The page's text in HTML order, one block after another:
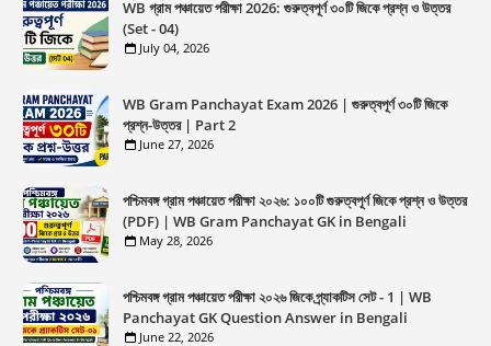
WB গ্রাম পঞ্চায়েত পরীক্ষা 2026: গুরুত্বপূর্ণ ৩০টি জিকে প্রশ্ন ও উত্তর
(Set - 04)
July 04, 2026
WB Gram Panchayat Exam 2026 | গুরুত্বপূর্ণ ৩০টি জিকে
প্রশ্ন-উত্তর | Part 2
June 27, 2026
পশ্চিমবঙ্গ গ্রাম পঞ্চায়েত পরীক্ষা ২০২৬: ১০০টি গুরুত্বপূর্ণ জিকে প্রশ্ন ও উত্তর
(PDF) | WB Gram Panchayat GK in Bengali
May 28, 2026
পশ্চিমবঙ্গ গ্রাম পঞ্চায়েত পরীক্ষা ২০২৬ জিকে প্র্যাকটিস সেট - 1 | WB
Panchayat GK Question Answer in Bengali
June 22, 2026